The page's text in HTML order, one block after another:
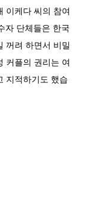
이케다 씨의 참여
자 단체들은 한국
꺼려 하면서 비밀
커플의 권리는 여
지적하기도 했습